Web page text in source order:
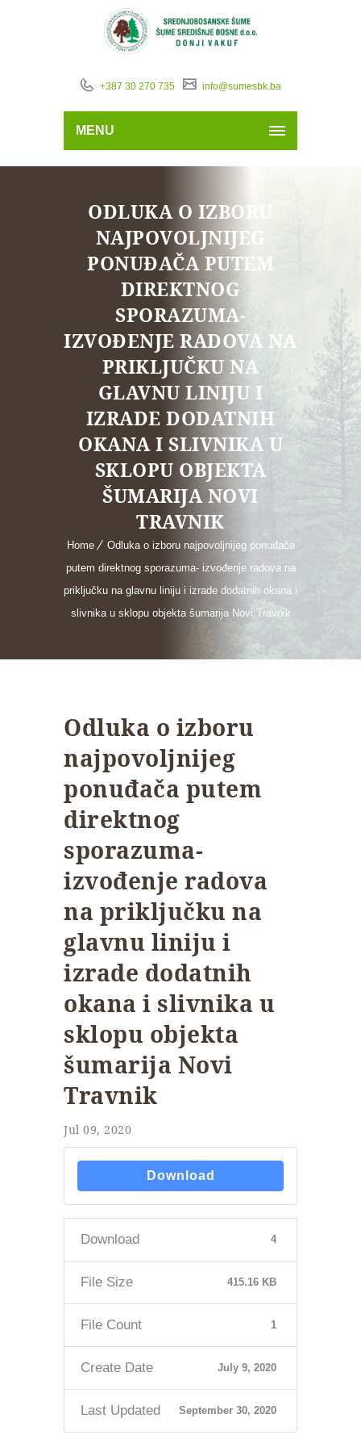
+387 30 270 735 info@sumesbk.ba
MENU
ODLUKA O IZBORU
NAJPOVOLJNIJEG
PONUĐAČA PUTEM
DIREKTNOG
SPORAZUMA-
IZVOĐENJE RADOVA NA
PRIKLJUČKU NA
GLAVNU LINIJU I
IZRADE DODATNIH
OKANA I SLIVNIKA U
SKLOPU OBJEKTA
ŠUMARIJA NOVI
TRAVNIK
Home
Odluka o izboru najpovoljnijeg ponuđača
putem direktnog sporazuma- izvođenje radova na
priključku na glavnu liniju i izrade dodatnih okana i
slivnika u sklopu objekta šumarija Novi Travnik
Odluka o izboru
najpovoljnijeg
ponuđača putem
direktnog
sporazuma-
izvođenje radova
na priključku na
glavnu liniju i
izrade dodatnih
okana i slivnika u
sklopu objekta
šumarija Novi
Travnik
Jul 09, 2020
Download
Download 4
File Size 415.16 KB
File Count 1
Create Date July 9, 2020
Last Updated September 30, 2020